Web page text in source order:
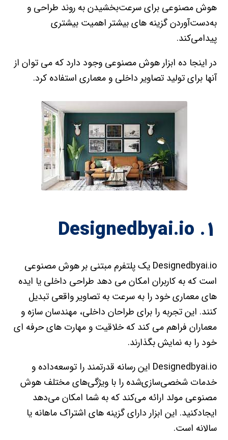
هوش مصنوعی برای سرعت‌بخشیدن به روند طراحی و
به‌دست‌آوردن گزینه های بیشتر اهمیت بیشتری
پیدا‌می‌کند.
در اینجا ده ابزار هوش مصنوعی وجود دارد که می توان از
آنها برای تولید تصاویر داخلی و معماری استفاده کرد.
۱. Designedbyai.io
Designedbyai.io یک پلتفرم مبتنی بر هوش مصنوعی
است که به کاربران امکان می دهد طراحی داخلی یا ایده
های معماری خود را به سرعت به تصاویر واقعی تبدیل
کنند. این تجربه را برای طراحان داخلی، مهندسان سازه و
معماران فراهم می کند که خلاقیت و مهارت های حرفه ای
خود را به نمایش بگذارند.
Designedbyai.io این رسانه قدرتمند را توسعه‌داده و
خدمات شخصی‌سازی‌شده را با ویژگی‌های مختلف هوش
مصنوعی مولد ارائه می‌کند که به شما امکان می‌دهد
ایجاد‌کنید. این ابزار دارای گزینه های اشتراک ماهانه یا
سالانه است.